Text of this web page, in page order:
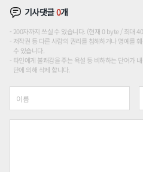
기사댓글0개
200자까지 쓰실 수 있습니다. (현재 0 byte / 최대
저작권 등 다른 사람의 권리를 침해하거나 명예를
수 있습니다.
타인에게 불쾌감을 주는 욕설 등 비하하는 단어가
단에 의해 삭제 합니다.